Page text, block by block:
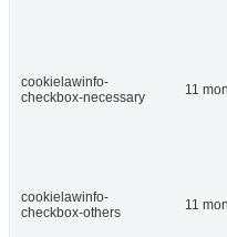
cookielawinfo-
checkbox-necessary
11
cookielawinfo-
checkbox-others
11